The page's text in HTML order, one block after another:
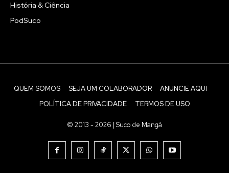
História & Ciência
PodSuco
QUEM SOMOS SEJA UM COLABORADOR
ANUNCIE AQUI
POLÍTICA DE PRIVACIDADE
TERMOS DE USO
© 2013 - 2026 | Suco de Mangá